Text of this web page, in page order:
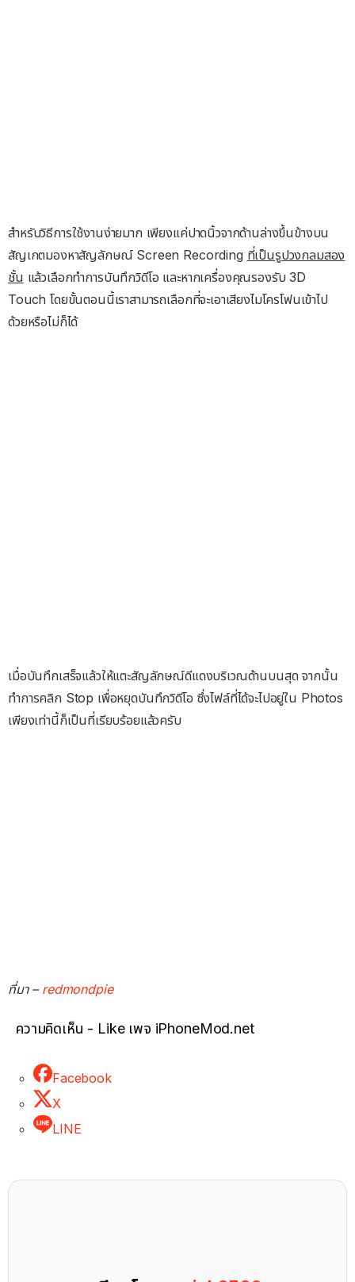
สำหรับวิธีการใช้งานง่ายมาก เพียงแค่ปาดนิ้วจากด้านล่างขึ้นข้างบน
สัญเกตมองหาสัญลักษณ์ Screen Recording ที่เป็นรูปวงกลมสอง
ชั้น แล้วเลือกทำการบันทึกวิดีโอ และหากเครื่องคุณรองรับ 3D
Touch โดยขั้นตอนนี้เราสามารถเลือกที่จะเอาเสียงไมโครโฟนเข้าไป
ด้วยหรือไม่ก็ได้
เมื่อบันทึกเสร็จแล้วให้แตะสัญลักษณ์ดีแดงบริเวณด้านบนสุด จากนั้น
ทำการคลิก Stop เพื่อหยุดบันทึกวิดีโอ ซึ่งไฟล์ที่ได้จะไปอยู่ใน Photos
เพียงเท่านี้ก็เป็นที่เรียบร้อยแล้วครับ
ที่มา – redmondpie
ความคิดเห็น - Like เพจ iPhoneMod.net
Facebook
X
LINE